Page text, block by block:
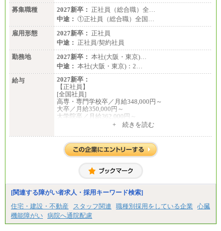
＜有期社員コース＞
■(株)JTBビジネストランスフォーム
有期契約職 月給185,000～195,000円
※詳細はJTBキャリアサイトよりご確認ください。
■(株)JTBパブリッシング ※2027年新卒募集終了
総合職 月給241,000円
中途：
①月給227,000円以上
②月給212,000円以上
③月給172,500円以上
④月給23万円～37万円
⑤月給20万円～25万円
⑥月給33万円～48万円
⑦月給271,000円以上
⑧～⑮月給200,000円〜月給400,000円
⑯月給185,000円以上
⑰月給237,000円以上
⑱月給212,000円以上
⑲東京：月給202,000 円以上 、京都：月給193,000 円
以上
㉑月給185,000 円以上
㉓月給224,500円以上
※全コース共通※ 能力・経験・勤務地などにより
※試用期間中も給与に変更はございません。
募集職種
2027新卒： 正社員（総合職）全…
中途： ①正社員（総合職）全国…
雇用形態
2027新卒： 正社員
中途： 正社員/契約社員
勤務地
2027新卒： 本社(大阪・東京)…
中途： 本社(大阪・東京)：2…
給与
2027新卒：
【正社員】
[全国社員]
高専・専門学校卒／月給348,000円～
大卒／月給350,000円～
大学院卒／月給362,000円～
[地域社員]月給295,000円～
【正社員】
[全国社員]月給348,000円～
[地域社員]月給295,000円～
【契約社員】月給200,000円～
+ 続きを読む
[関連する障がい者求人・採用キーワード検索]
住宅・建設・不動産
スタッフ関連 職種別採用をしている企業
心臓
機能障がい 病院へ通院配慮